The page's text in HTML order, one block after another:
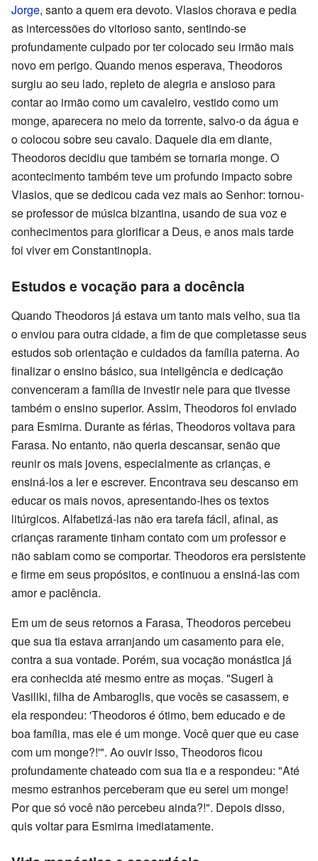
Jorge, santo a quem era devoto. Vlasios chorava e pedia
as intercessões do vitorioso santo, sentindo-se
profundamente culpado por ter colocado seu irmão mais
novo em perigo. Quando menos esperava, Theodoros
surgiu ao seu lado, repleto de alegria e ansioso para
contar ao irmão como um cavaleiro, vestido como um
monge, aparecera no meio da torrente, salvo-o da água e
o colocou sobre seu cavalo. Daquele dia em diante,
Theodoros decidiu que também se tornaria monge. O
acontecimento também teve um profundo impacto sobre
Vlasios, que se dedicou cada vez mais ao Senhor: tornou-
se professor de música bizantina, usando de sua voz e
conhecimentos para glorificar a Deus, e anos mais tarde
foi viver em Constantinopla.
Estudos e vocação para a docência
Quando Theodoros já estava um tanto mais velho, sua tia
o enviou para outra cidade, a fim de que completasse seus
estudos sob orientação e cuidados da família paterna. Ao
finalizar o ensino básico, sua inteligência e dedicação
convenceram a família de investir nele para que tivesse
também o ensino superior. Assim, Theodoros foi enviado
para Esmirna. Durante as férias, Theodoros voltava para
Farasa. No entanto, não queria descansar, senão que
reunir os mais jovens, especialmente as crianças, e
ensiná-los a ler e escrever. Encontrava seu descanso em
educar os mais novos, apresentando-lhes os textos
litúrgicos. Alfabetizá-las não era tarefa fácil, afinal, as
crianças raramente tinham contato com um professor e
não sabiam como se comportar. Theodoros era persistente
e firme em seus propósitos, e continuou a ensiná-las com
amor e paciência.
Em um de seus retornos a Farasa, Theodoros percebeu
que sua tia estava arranjando um casamento para ele,
contra a sua vontade. Porém, sua vocação monástica já
era conhecida até mesmo entre as moças. "Sugeri à
Vasiliki, filha de Ambaroglis, que vocês se casassem, e
ela respondeu: 'Theodoros é ótimo, bem educado e de
boa família, mas ele é um monge. Você quer que eu case
com um monge?!'". Ao ouvir isso, Theodoros ficou
profundamente chateado com sua tia e a respondeu: "Até
mesmo estranhos perceberam que eu serei um monge!
Por que só você não percebeu ainda?!". Depois disso,
quis voltar para Esmirna imediatamente.